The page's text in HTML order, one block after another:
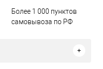
Более 1 000 пунктов
самовывоза по РФ